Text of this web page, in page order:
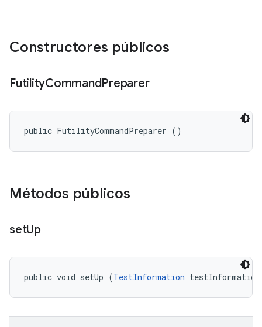
Constructores públicos
FutilityCommandPreparer
public FutilityCommandPreparer ()
Métodos públicos
setUp
public void setUp (TestInformation